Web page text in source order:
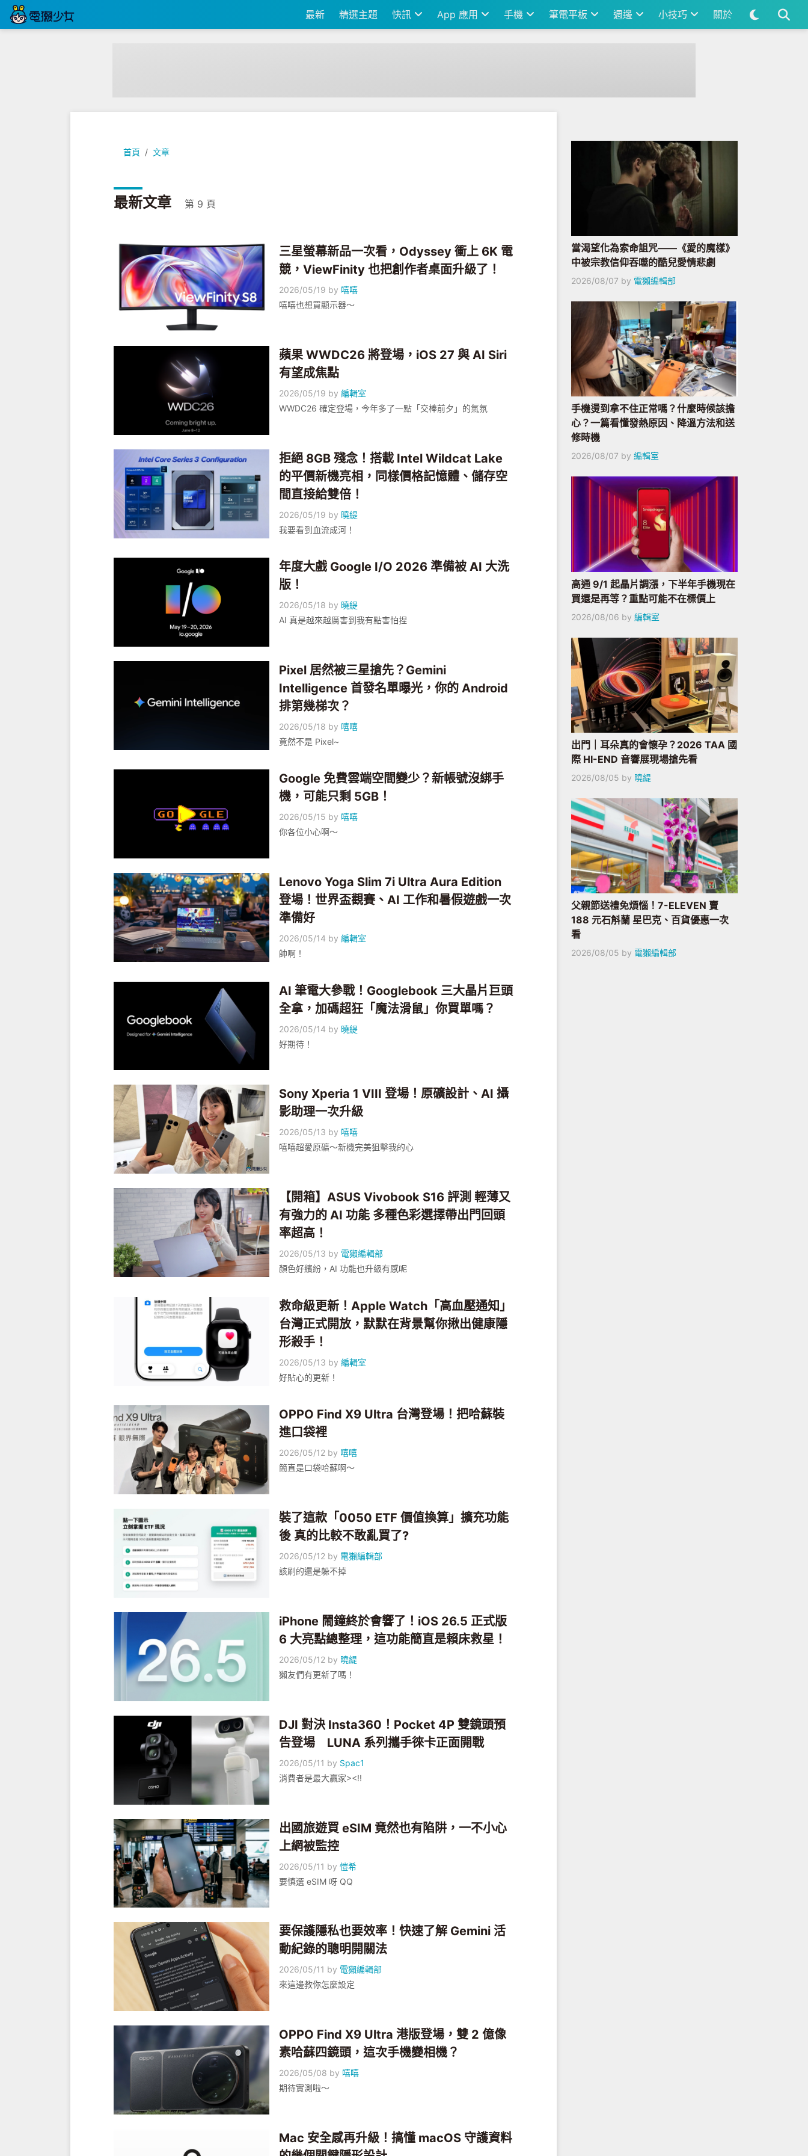
最新 精選主題 快訊 App 應用 手機 筆電平板 週邊 小技巧 關於
首頁 文章
最新文章 第 9 頁
三星螢幕新品一次看，Odyssey 衝上 6K 電
競，ViewFinity 也把創作者桌面升級了！
2026/05/19 by 嘻嘻
嘻嘻也想買顯示器～
蘋果 WWDC26 將登場，iOS 27 與 AI Siri
有望成焦點
2026/05/19 by編輯室
WWDC26 確定登場，今年多了一點「交棒前夕」的氣氛
拒絕 8GB 殘念！搭載 Intel Wildcat Lake
的平價新機亮相，同樣價格記憶體、儲存空
間直接給雙倍！
2026/05/19 by 曉緹
我要看到血流成河！
年度大戲 Google I/O 2026 準備被 AI 大洗
版！
2026/05/18 by 曉緹
AI 真是越來越厲害到我有點害怕捏
Pixel 居然被三星搶先？Gemini
Intelligence 首發名單曝光，你的 Android
排第幾梯次？
2026/05/18 by 嘻嘻
竟然不是 Pixel~
Google 免費雲端空間變少？新帳號沒綁手
機，可能只剩 5GB！
2026/05/15 by 嘻嘻
你各位小心啊～
Lenovo Yoga Slim 7i Ultra Aura Edition
登場！世界盃觀賽、AI 工作和暑假遊戲一次
準備好
2026/05/14 by編輯室
帥啊！
AI 筆電大參戰！Googlebook 三大晶片巨頭
全拿，加碼超狂「魔法滑鼠」你買單嗎？
2026/05/14 by 曉緹
好期待！
Sony Xperia 1 VIII 登場！原礦設計、AI 攝
影助理一次升級
2026/05/13 by 嘻嘻
嘻嘻超愛原礦～新機完美狙擊我的心
【開箱】ASUS Vivobook S16 評測 輕薄又
有強力的 AI 功能 多種色彩選擇帶出門回頭
率超高！
2026/05/13 by 電獺編輯部
顏色好繽紛，AI 功能也升級有感呢
救命級更新！Apple Watch「高血壓通知」
台灣正式開放，默默在背景幫你揪出健康隱
形殺手！
2026/05/13 by編輯室
好貼心的更新！
OPPO Find X9 Ultra 台灣登場！把哈蘇裝
進口袋裡
2026/05/12 by 嘻嘻
簡直是口袋哈蘇啊～
裝了這款「0050 ETF 價值換算」擴充功能
後 真的比較不敢亂買了?
2026/05/12 by 電獺編輯部
該刷的還是躲不掉
iPhone 鬧鐘終於會響了！iOS 26.5 正式版
6 大亮點總整理，這功能簡直是賴床救星！
2026/05/12 by 曉緹
獺友們有更新了嗎！
DJI 對決 Insta360！Pocket 4P 雙鏡頭預
告登場 LUNA 系列攜手徠卡正面開戰
2026/05/11 by Spac1
消費者是最大贏家><!!
出國旅遊買 eSIM 竟然也有陷阱，一不小心
上網被監控
2026/05/11 by愷希
要慎選 eSIM 呀 QQ
要保護隱私也要效率！快速了解 Gemini 活
動紀錄的聰明開關法
2026/05/11 by 電獺編輯部
來這邊教你怎麼設定
OPPO Find X9 Ultra 港版登場，雙 2 億像
素哈蘇四鏡頭，這次手機變相機？
2026/05/08 by 嘻嘻
期待實測啦～
Mac 安全感再升級！搞懂 macOS 守護資料
當渴望化為索命詛咒——《愛的魔樣》
中被宗教信仰吞噬的酷兒愛情悲劇
2026/08/07 by 電獺編輯部
手機燙到拿不住正常嗎？什麼時候該擔
心？一篇看懂發熱原因、降溫方法和送
修時機
2026/08/07 by 編輯室
高通 9/1 起晶片調漲，下半年手機現在
買還是再等？重點可能不在標價上
2026/08/06 by 編輯室
出門｜耳朵真的會懷孕？2026 TAA 國
際 HI-END 音響展現場搶先看
2026/08/05 by 曉緹
父親節送禮免煩惱！7-ELEVEN 賣
188 元石斛蘭 星巴克、百貨優惠一次
看
2026/08/05 by 電獺編輯部